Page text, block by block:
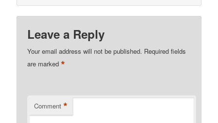
Leave a Reply
Your email address will not be published. Required fields
are marked*
Comment *